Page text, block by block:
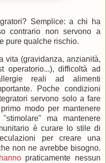
Semplice: a chi ha
contrario non servono a
pure qualche rischio.
vita (gravidanza, anzianità,
operatorio...), difficoltà ad
reali ad alimenti
Poche condizioni
servono solo a fare
modo per mantenere
ma mantenere
è curare lo stile di
per creare una
non ne avrebbe bisogno.
praticamente nessun